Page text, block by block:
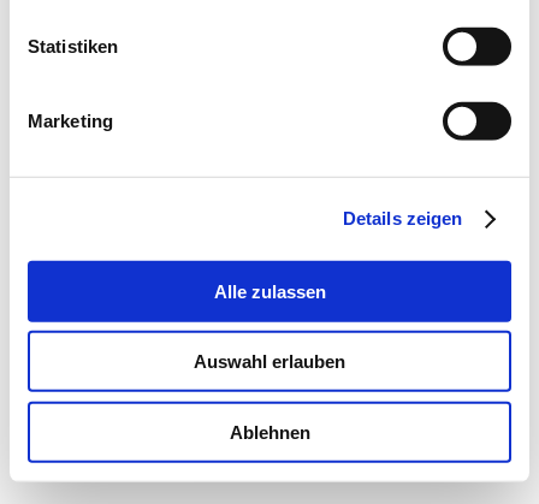
Statistiken
Marketing
Details zeigen
Alle zulassen
Auswahl erlauben
Ablehnen